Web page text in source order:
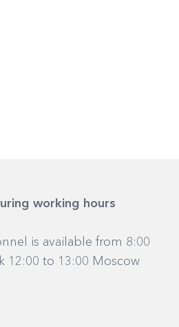
working hours
is available from 8:00
12:00 to 13:00 Moscow